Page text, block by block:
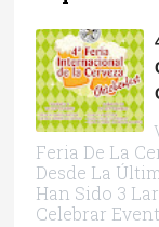
Feria De La
Desde La
Han Sido 3
Celebrar